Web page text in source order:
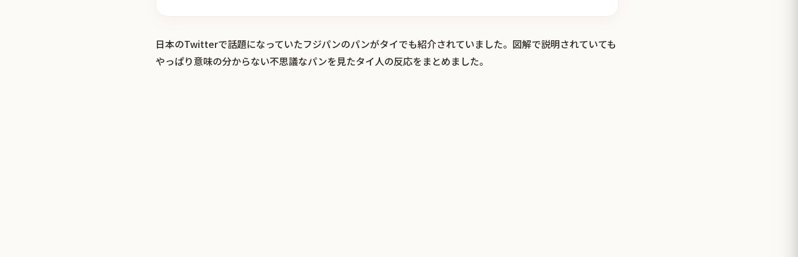
日本のTwitterで話題になっていたフジパンのパンがタイでも紹介されていました。図解で説明されていても
やっぱり意味の分からない不思議なパンを見たタイ人の反応をまとめました。